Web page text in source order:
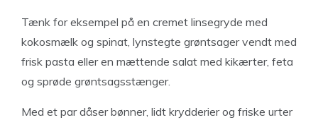
Tænk for eksempel på en cremet linsegryde med
kokosmælk og spinat, lynstegte grøntsager vendt med
frisk pasta eller en mættende salat med kikærter, feta
og sprøde grøntsagsstænger.
Med et par dåser bønner, lidt krydderier og friske urter